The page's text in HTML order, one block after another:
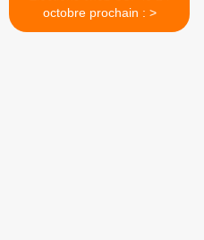
octobre prochain : >